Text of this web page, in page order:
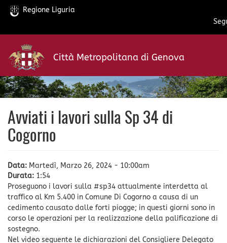
Salta
contenuto
principale
Regione Liguria
Città Metropolitana di Genova
Avviati i lavori sulla Sp 34 di
Cogorno
Data: Martedì, Marzo 26, 2024 - 10:00am
Durata: 1:54
Proseguono i lavori sulla #sp34 attualmente interdetta al
traffico al Km 5.400 in Comune Di Cogorno a causa di un
cedimento causato dalle forti piogge; in questi giorni sono in
corso le operazioni per la realizzazione della palificazione di
sostegno.
Nel video seguente le dichiarazioni del Consigliere Delegato